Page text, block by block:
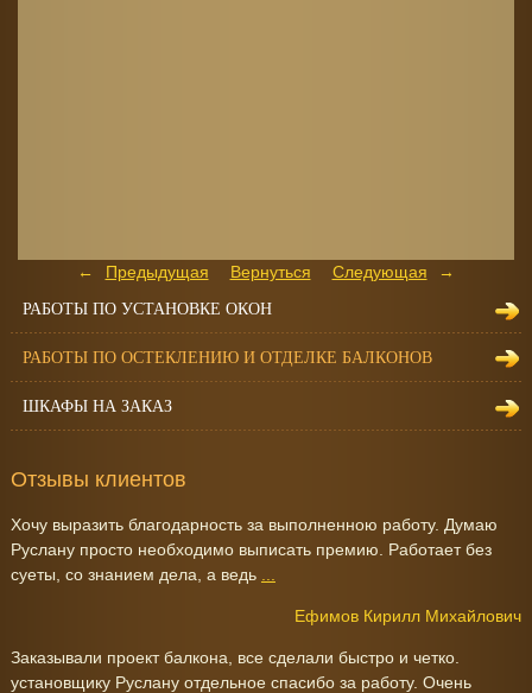
Предыдущая Вернуться Следующая
РАБОТЫ ПО УСТАНОВКЕ ОКОН
РАБОТЫ ПО ОСТЕКЛЕНИЮ И ОТДЕЛКЕ БАЛКОНОВ
ШКАФЫ НА ЗАКАЗ
Отзывы клиентов
Хочу выразить благодарность за выполненною работу. Думаю
Руслану просто необходимо выписать премию. Работает без
суеты, со знанием дела, а ведь
Ефимов Кирилл Михайлович
Заказывали проект балкона, все сделали быстро и четко.
установщику Руслану отдельное спасибо за работу. Очень